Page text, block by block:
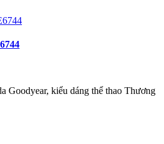
Goodyear, kiểu dáng thể thao Thương